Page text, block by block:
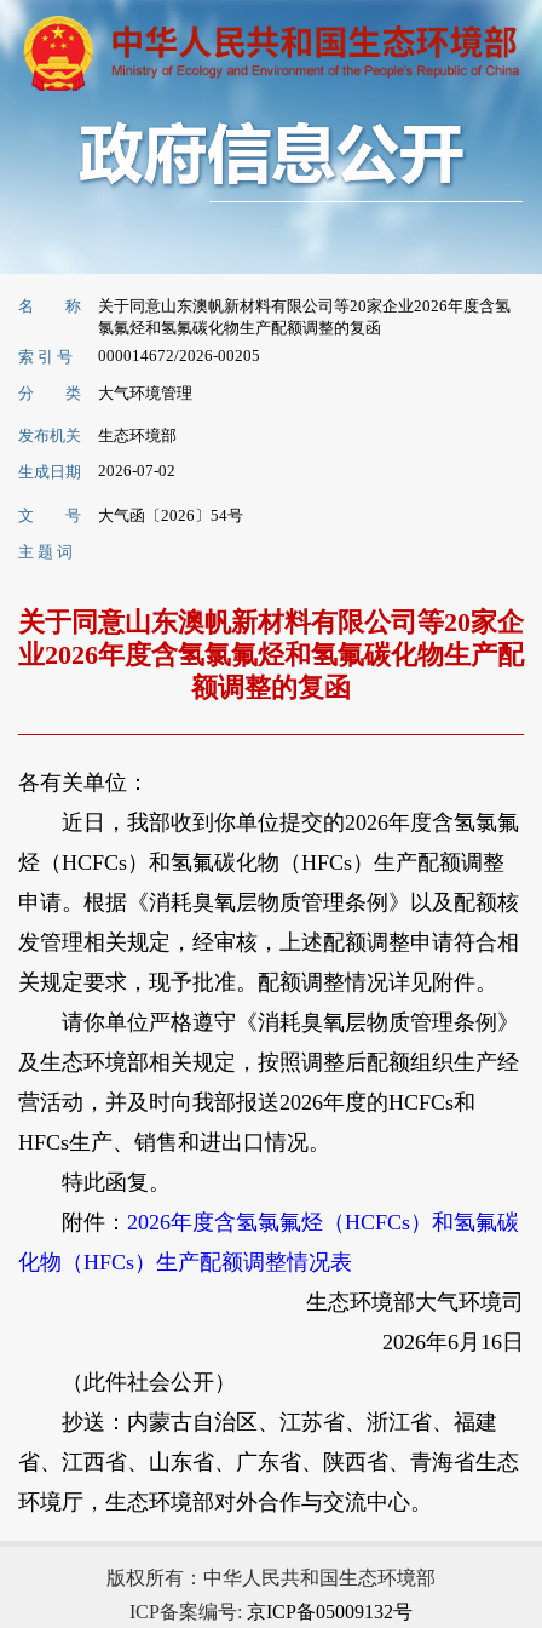
名 称
关于同意山东澳帆新材料有限公司等20家企业2026年度含氢
氯氟烃和氢氟碳化物生产配额调整的复函
索 引 号
000014672/2026-00205
分 类 大气环境管理
发布机关
生态环境部
生成日期
2026-07-02
文 号
大气函〔2026〕54号
主 题 词
关于同意山东澳帆新材料有限公司等20家企
业2026年度含氢氯氟烃和氢氟碳化物生产配
额调整的复函
各有关单位：
近日，我部收到你单位提交的2026年度含氢氯氟
烃（HCFCs）和氢氟碳化物（HFCs）生产配额调整
申请。根据《消耗臭氧层物质管理条例》以及配额核
发管理相关规定，经审核，上述配额调整申请符合相
关规定要求，现予批准。配额调整情况详见附件。
请你单位严格遵守《消耗臭氧层物质管理条例》
及生态环境部相关规定，按照调整后配额组织生产经
营活动，并及时向我部报送2026年度的HCFCs和
HFCs生产、销售和进出口情况。
特此函复。
附件： 2026年度含氢氯氟烃（HCFCs）和氢氟碳
化物（HFCs）生产配额调整情况表
生态环境部大气环境司
2026年6月16日
（此件社会公开）
抄送：内蒙古自治区、江苏省、浙江省、福建
省、江西省、山东省、广东省、陕西省、青海省生态
环境厅，生态环境部对外合作与交流中心。
版权所有：中华人民共和国生态环境部
ICP备案编号: 京ICP备05009132号